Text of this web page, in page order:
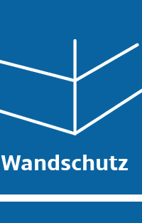
Wandschutz